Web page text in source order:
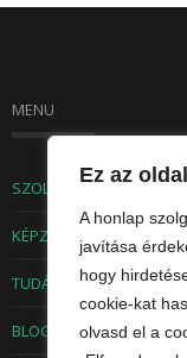
Ez az
A honlap
javítása
hogy
cookie-kat
olvasd el a
MENU
SZOLGÁLTATÁSOK
KÉPZÉSEK
TUDÁSTÁR
BLOG